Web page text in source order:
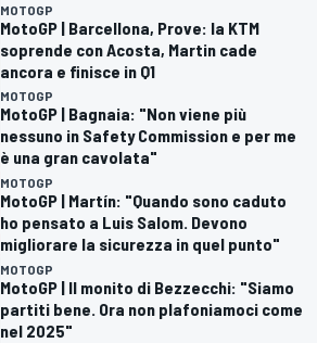
MOTOGP
MotoGP | Barcellona, Prove: la KTM
soprende con Acosta, Martin cade
ancora e finisce in Q1
MOTOGP
MotoGP | Bagnaia: "Non viene più
nessuno in Safety Commission e per me
è una gran cavolata"
MOTOGP
MotoGP | Martín: "Quando sono caduto
ho pensato a Luis Salom. Devono
migliorare la sicurezza in quel punto"
MOTOGP
MotoGP | Il monito di Bezzecchi: "Siamo
partiti bene. Ora non plafoniamoci come
nel 2025"